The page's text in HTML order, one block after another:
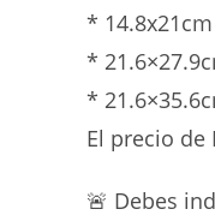
* 14.8x21cm
*
*
El precio
🚨 Debes